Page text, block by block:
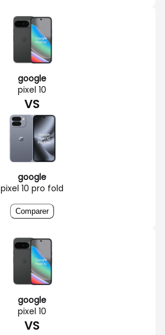
google
pixel 10
VS
google
pixel 10 pro fold
Comparer
google
pixel 10
VS